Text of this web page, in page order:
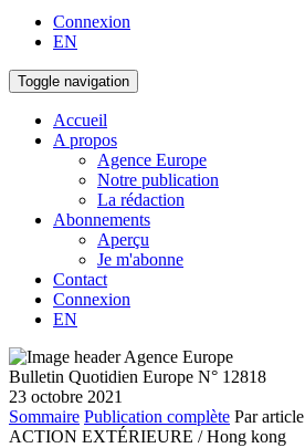
Connexion
EN
Toggle navigation
Accueil
A propos
Agence Europe
Notre publication
La rédaction
Abonnements
Aperçu
Je m'abonne
Contact
Connexion
EN
Bulletin Quotidien Europe N° 12818
23 octobre 2021
Sommaire Publication complète Par article
ACTION EXTÉRIEURE / Hong kong